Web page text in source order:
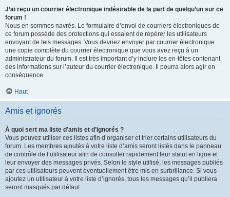
J’ai reçu un courrier électronique indésirable de la part de quelqu’un sur ce
forum !
Nous en sommes navrés. Le formulaire d’envoi de courriers électroniques de
ce forum possède des protections qui essaient de repérer les utilisateurs
envoyant de tels messages. Vous devriez envoyer par courrier électronique
une copie complète du courrier électronique que vous avez reçu à un
administrateur du forum. Il est très important d’y inclure les en-têtes contenant
des informations sur l’auteur du courrier électronique. Il pourra alors agir en
conséquence.
Haut
Amis et ignorés
À quoi sert ma liste d’amis et d’ignorés ?
Vous pouvez utiliser ces listes afin d’organiser et trier certains utilisateurs du
forum. Les membres ajoutés à votre liste d’amis seront listés dans le panneau
de contrôle de l’utilisateur afin de consulter rapidement leur statut en ligne et
leur envoyer des messages privés. Selon le style utilisé, les messages publiés
par ces utilisateurs peuvent éventuellement être mis en surbrillance. Si vous
ajoutez un utilisateur à votre liste d’ignorés, tous les messages qu’il publiera
seront masqués par défaut.